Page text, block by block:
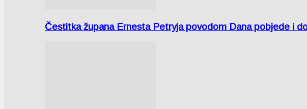
Čestitka župana Ernesta Petryja povodom Dana pobjede i